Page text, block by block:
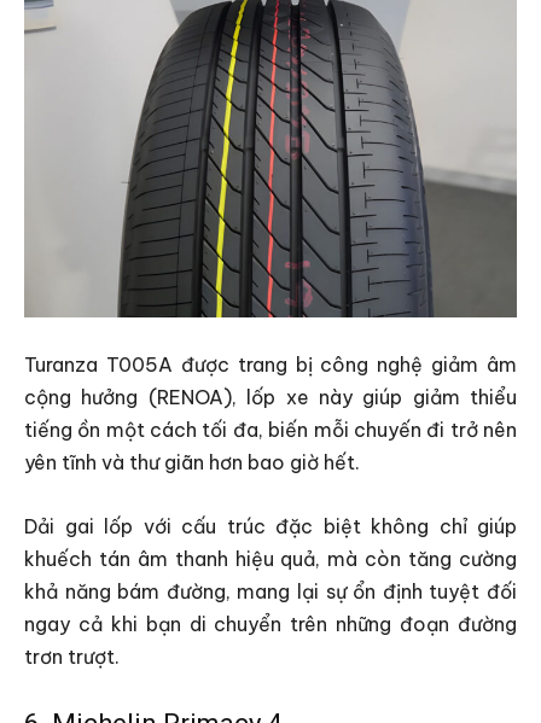
Turanza T005A được trang bị công nghệ giảm âm
cộng hưởng (RENOA), lốp xe này giúp giảm thiểu
tiếng ồn một cách tối đa, biến mỗi chuyến đi trở nên
yên tĩnh và thư giãn hơn bao giờ hết.
Dải gai lốp với cấu trúc đặc biệt không chỉ giúp
khuếch tán âm thanh hiệu quả, mà còn tăng cường
khả năng bám đường, mang lại sự ổn định tuyệt đối
ngay cả khi bạn di chuyển trên những đoạn đường
trơn trượt.